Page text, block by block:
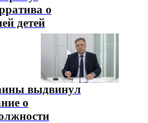
о
детей
выдвинул
о